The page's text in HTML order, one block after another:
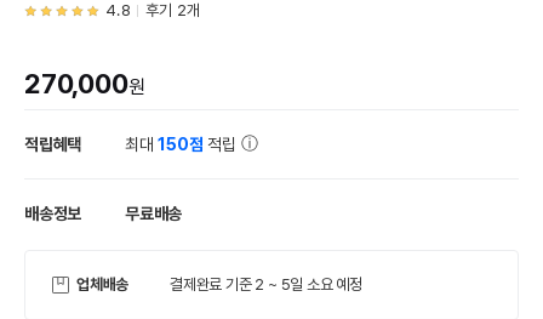
4.8 후기 2개
270,000원
적립혜택 최대150점 적립
배송정보 무료배송
업체배송 결제완료 기준 2 ~ 5일 소요 예정